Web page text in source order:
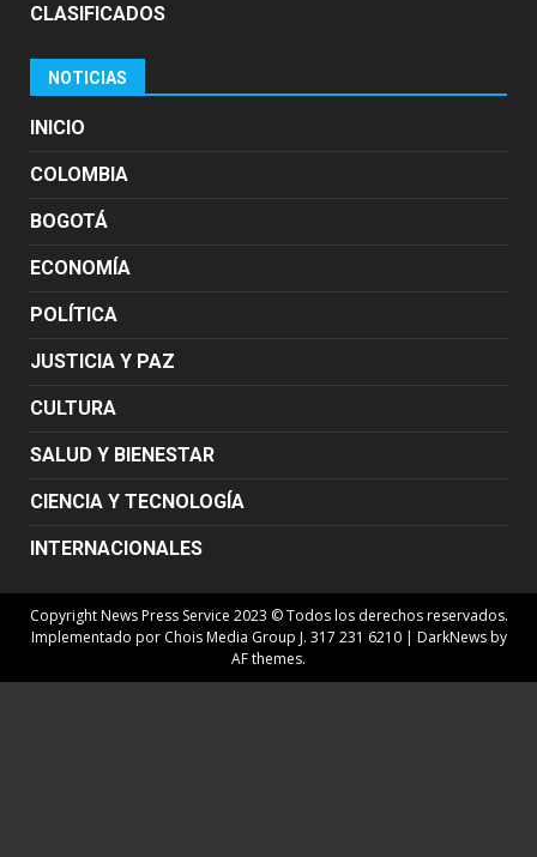
CLASIFICADOS
NOTICIAS
INICIO
COLOMBIA
BOGOTÁ
ECONOMÍA
POLÍTICA
JUSTICIA Y PAZ
CULTURA
SALUD Y BIENESTAR
CIENCIA Y TECNOLOGÍA
INTERNACIONALES
Copyright News Press Service 2023 © Todos los derechos reservados.
Implementado por Chois Media Group J. 317 231 6210 | DarkNewsby
AF themes.